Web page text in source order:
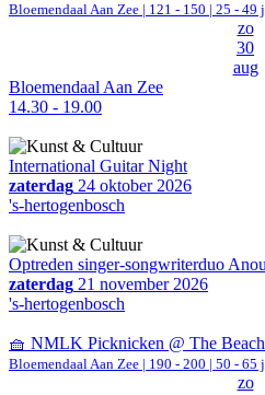
Bloemendaal Aan Zee | 121 - 150 | 25 - 49
zo
30
aug
Bloemendaal Aan Zee
14.30 - 19.00
International Guitar Night
zaterdag 24 oktober 2026
's-hertogenbosch
Optreden singer-songwriterduo
zaterdag 21 november 2026
's-hertogenbosch
🧺 NMLK Picknicken @ The
Bloemendaal Aan Zee | 190 - 200 | 50 - 65
zo